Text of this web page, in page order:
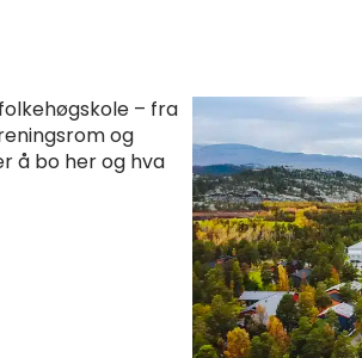
– fra
og
å bo her og hva